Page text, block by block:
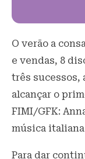
O verão a
e vendas, 8
três sucessos,
alcançar o
FIMI/GFK:
música italiana
Para dar